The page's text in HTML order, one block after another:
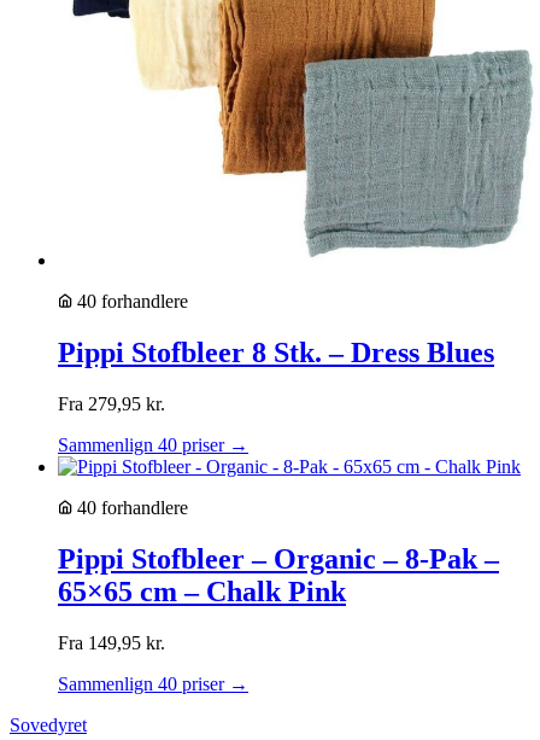
40 forhandlere
Pippi Stofbleer 8 Stk. – Dress Blues
Fra 279,95 kr.
Sammenlign 40 priser →
40 forhandlere
Pippi Stofbleer – Organic – 8-Pak –
65×65 cm – Chalk Pink
Fra 149,95 kr.
Sammenlign 40 priser →
Sovedyret